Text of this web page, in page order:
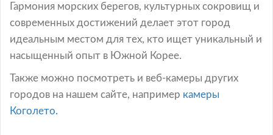
Гармония морских берегов, культурных сокровищ и
современных достижений делает этот город
идеальным местом для тех, кто ищет уникальный и
насыщенный опыт в Южной Корее.
Также можно посмотреть и веб-камеры других
городов на нашем сайте, например камеры
Коголето.